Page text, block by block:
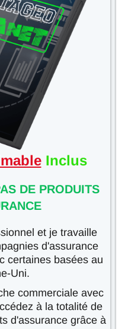
Inclus
DE PRODUITS
et je travaille
d'assurance
certaines basées au
Uni.
commerciale avec
à la totalité de
d'assurance grâce à